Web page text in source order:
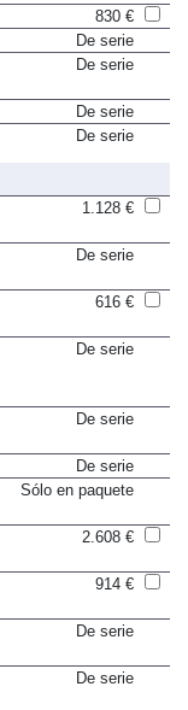
830 €
De serie
De serie
De serie